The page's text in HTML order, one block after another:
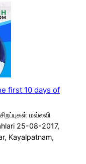
first 10 days of
மவ்லவி
25-08-2017,
Kayalpatnam,